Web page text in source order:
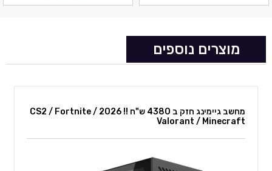
מוצרים נוספים
מחשב גיימינג חזק ב 4380 ש"ח !! 2026 CS2 / Fortnite /
מחשב גיימינג 7800X3D + 9070XT 8.5K July 2026